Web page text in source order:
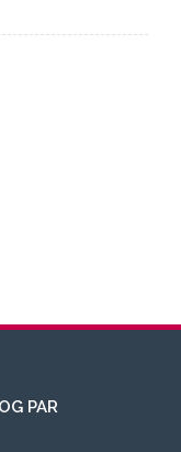
PAR